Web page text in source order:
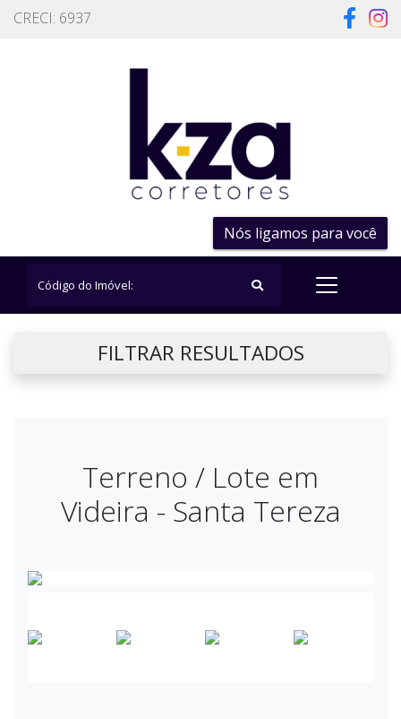
CRECI: 6937
Nós ligamos para você
FILTRAR RESULTADOS
Terreno / Lote em
Videira - Santa Tereza